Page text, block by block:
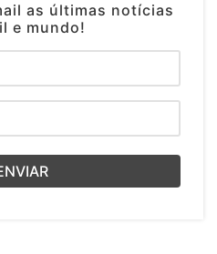
as últimas notícias
e mundo!